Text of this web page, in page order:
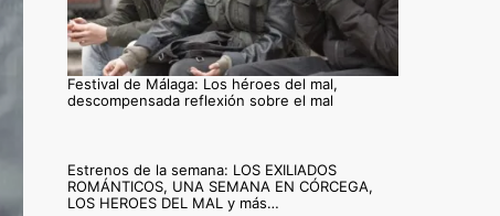
Festival de Málaga: Los héroes del mal,
descompensada reflexión sobre el mal
Estrenos de la semana: LOS EXILIADOS
ROMÁNTICOS, UNA SEMANA EN CÓRCEGA,
LOS HEROES DEL MAL y más…